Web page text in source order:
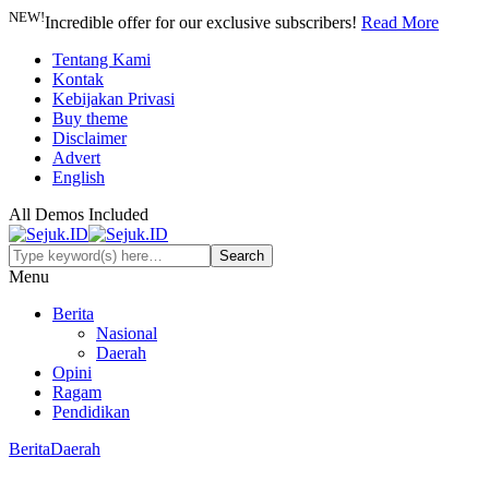
NEW!Incredible offer for our exclusive subscribers! Read More
Tentang Kami
Kontak
Kebijakan Privasi
Buy theme
Disclaimer
Advert
English
All Demos Included
Menu
Berita
Nasional
Daerah
Opini
Ragam
Pendidikan
BeritaDaerah